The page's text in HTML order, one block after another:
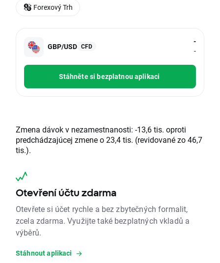
GBP/USD CFD
-
-
Stáhněte si bezplatnou aplikaci
Zmena dávok v nezamestnanosti: -13,6 tis. oproti
predchádzajúcej zmene o 23,4 tis. (revidované zo 46,7
tis.).
Otevření účtu zdarma
Otevřete si účet rychle a bez zbytečných formalit,
zcela zdarma. Využijte také bezplatných vkladů a
výběrů.
Stáhnout aplikaci
Forexový Trh